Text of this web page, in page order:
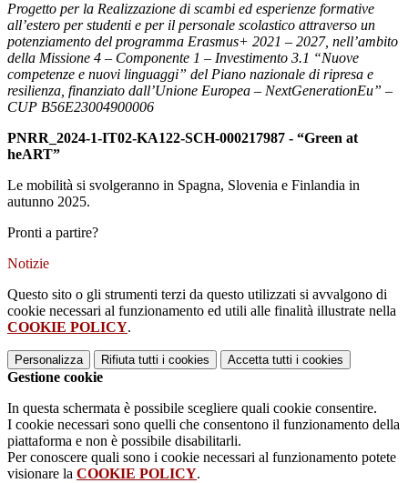
Progetto per la Realizzazione di scambi ed esperienze formative
all’estero per studenti e per il personale scolastico attraverso un
potenziamento del programma Erasmus+ 2021 – 2027, nell’ambito
della Missione 4 – Componente 1 – Investimento 3.1 “Nuove
competenze e nuovi linguaggi” del Piano nazionale di ripresa e
resilienza, finanziato dall’Unione Europea – NextGenerationEu” –
CUP B56E23004900006
PNRR_2024-1-IT02-KA122-SCH-000217987 - “Green at
heART”
Le mobilità si svolgeranno in Spagna, Slovenia e Finlandia in
autunno 2025.
Pronti a partire?
Notizie
Questo sito o gli strumenti terzi da questo utilizzati si avvalgono di
cookie necessari al funzionamento ed utili alle finalità illustrate nella
COOKIE POLICY.
Personalizza Rifiuta tutti i cookies Accetta tutti i cookies
Gestione cookie
In questa schermata è possibile scegliere quali cookie consentire.
I cookie necessari sono quelli che consentono il funzionamento della
piattaforma e non è possibile disabilitarli.
Per conoscere quali sono i cookie necessari al funzionamento potete
visionare la COOKIE POLICY.